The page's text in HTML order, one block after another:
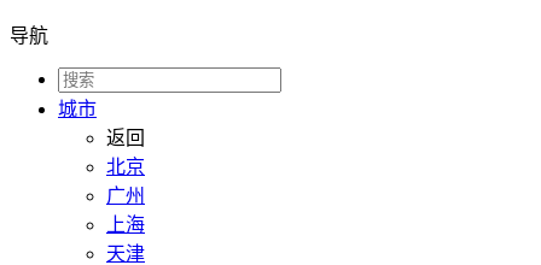
导航
城市
返回
北京
广州
上海
天津